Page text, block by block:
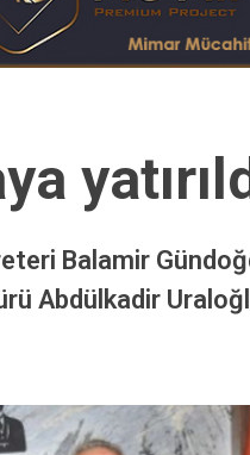
Balamir
Abdülkadir